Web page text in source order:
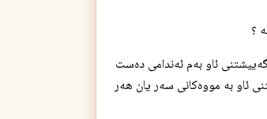
ئاو به‌م ئه‌ندامی ده‌ست
ئاو به‌ مووه‌كانی سه‌ر یان هه‌ر